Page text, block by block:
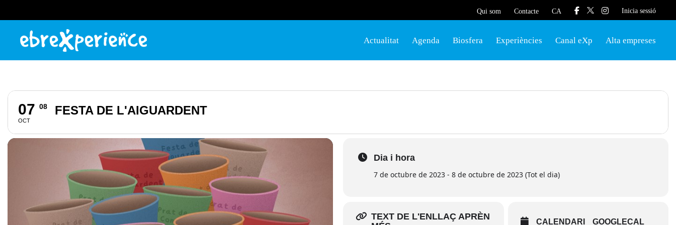
Qui som Contacte CA Inicia sessió
Actualitat Agenda Biosfera Experiències Canal eXp Alta empreses
07
OCT
08 FESTA DE L'AIGUARDENT
Dia i hora
7 de octubre de 2023 - 8 de octubre de 2023 (Tot el dia)
TEXT DE L'ENLLAÇ APRÈN
CALENDARI GOOGLECAL